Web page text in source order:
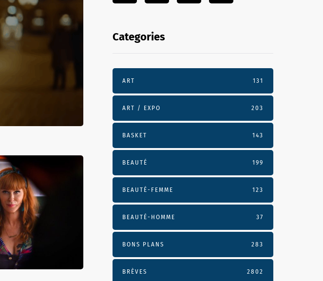
Categories
ART 131
ART / EXPO 203
BASKET 143
BEAUTÉ 199
BEAUTÉ-FEMME 123
BEAUTÉ-HOMME 37
BONS PLANS 283
BRÈVES 2802